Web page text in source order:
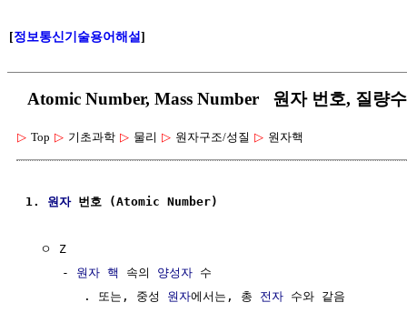
[정보통신기술용어해설]
Atomic Number, Mass Number 원자 번호, 질량
▷ Top ▷ 기초과학 ▷ 물리 ▷ 원자구조/성질 ▷ 원자핵
1. 원자 번호 (Atomic Number)
  ㅇ Z
     -
원자 핵 속의 양성자 수
        . 또는, 중성
원자에서는, 총 전자 수와 같음